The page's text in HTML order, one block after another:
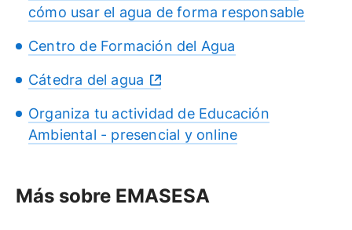
cómo usar el agua de forma responsable
Centro de Formación del Agua
Cátedra del agua
Organiza tu actividad de Educación
Ambiental - presencial y online
Más sobre EMASESA